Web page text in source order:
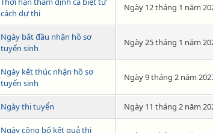
cách dự thi
Ngày 12 tháng 1 năm
Ngày bắt đầu nhận hồ sơ
tuyển sinh
Ngày 25 tháng 1 năm
Ngày kết thúc nhận hồ sơ
tuyển sinh
Ngày 9 tháng 2 năm
Ngày thi tuyển Ngày 11 tháng 2 năm
Ngày công bố kết quả thi